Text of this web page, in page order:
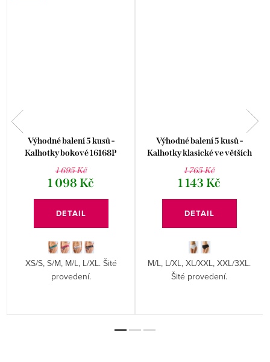
Výhodné balení 5 kusů -
Kalhotky bokové 16168P
1 695 Kč
1 098 Kč
DETAIL
XS/S, S/M, M/L, L/XL. Šité
provedení.
Výhodné balení 5 kusů -
Kalhotky klasické ve větších
velikostech 11067P
1 765 Kč
1 143 Kč
DETAIL
M/L, L/XL, XL/XXL, XXL/3XL.
Šité provedení.